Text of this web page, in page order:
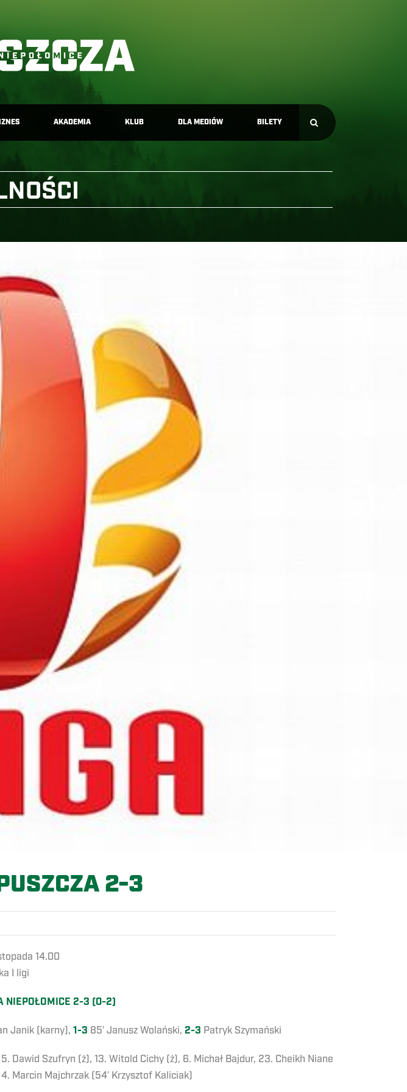
AKADEMIA KLUB DLA MEDIÓW BILETY
2-3
14.00
I ligi
NIEPOŁOMICE 2-3 (0-2)
Janik (karny), 1-3 85′ Janusz Wolański, 2-3 Patryk Szymański
Dawid Szufryn (ż), 13. Witold Cichy (ż), 6. Michał Bajdur, 23. Cheikh Niane
Marcin Majchrzak (54′ Krzysztof Kaliciak)